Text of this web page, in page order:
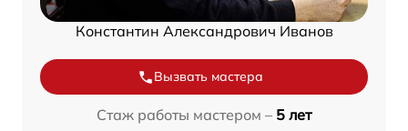
Константин Александрович Иванов
Вызвать мастера
Стаж работы мастером – 5 лет